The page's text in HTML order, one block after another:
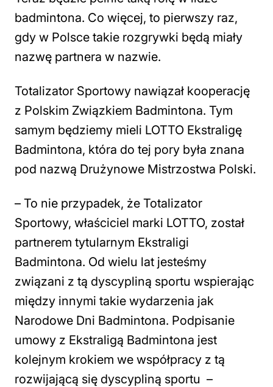
badmintona. Co więcej, to pierwszy raz,
gdy w Polsce takie rozgrywki będą miały
nazwę partnera w nazwie.
Totalizator Sportowy nawiązał kooperację
z Polskim Związkiem Badmintona. Tym
samym będziemy mieli LOTTO Ekstraligę
Badmintona, która do tej pory była znana
pod nazwą Drużynowe Mistrzostwa Polski.
– To nie przypadek, że Totalizator
Sportowy, właściciel marki LOTTO, został
partnerem tytularnym Ekstraligi
Badmintona. Od wielu lat jesteśmy
związani z tą dyscypliną sportu wspierając
między innymi takie wydarzenia jak
Narodowe Dni Badmintona. Podpisanie
umowy z Ekstraligą Badmintona jest
kolejnym krokiem we współpracy z tą
rozwijającą się dyscypliną sportu –